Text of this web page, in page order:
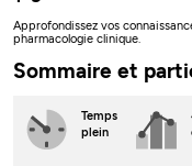
Approfondissez vos
pharmacologie clinique.
Sommaire et
Temps
plein